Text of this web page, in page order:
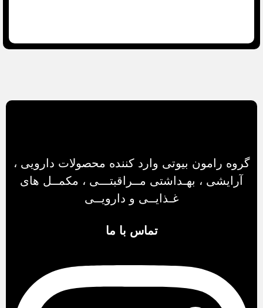
گروه رامون بیوتی وارد کننده محصولات دارویی ،
آرایشی ، بهـداشتی مــراقبتـــی ، مکمــل های
غـذایــی و دارویــی
تماس با ما